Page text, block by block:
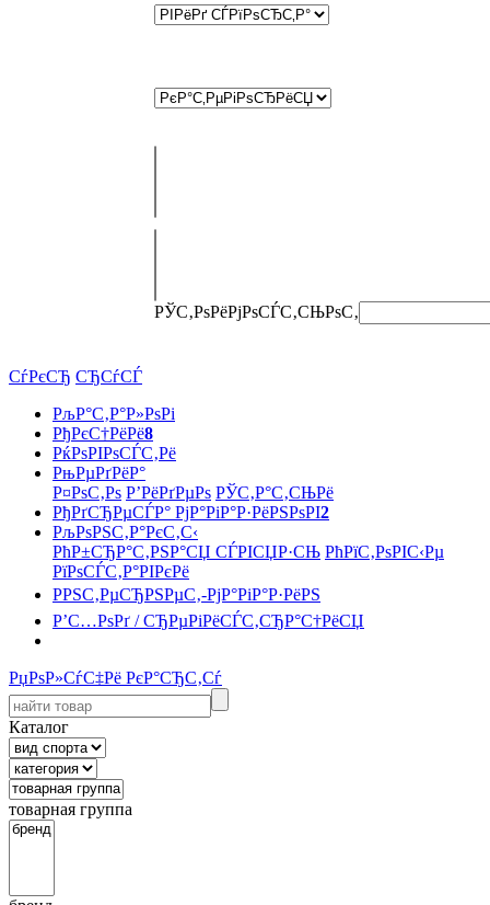
РЎС‚РѕРёРјРѕСЃС‚СЊРѕС‚
СѓРєСЂ СЂСѓСЃ
РљР°С‚Р°Р»РѕРі
РђРєС†РёРё8
РќРѕРІРѕСЃС‚Рё
РњРµРґРёР°
Р¤РѕС‚Рѕ Р’РёРґРµРѕ РЎС‚Р°С‚СЊРё
РђРґСЂРµСЃР° РјР°РіР°Р·РёРЅРѕРІ2
РљРѕРЅС‚Р°РєС‚С‹
РћР±СЂР°С‚РЅР°СЏ СЃРІСЏР·СЊ РћРїС‚РѕРІС‹Рµ
РїРѕСЃС‚Р°РІРєРё
РРЅС‚РµСЂРЅРµС‚-РјР°РіР°Р·РёРЅ
Р’С…РѕРґ / СЂРµРіРёСЃС‚СЂР°С†РёСЏ
РџРѕР»СѓС‡Рё РєР°СЂС‚Сѓ
Каталог
товарная группа